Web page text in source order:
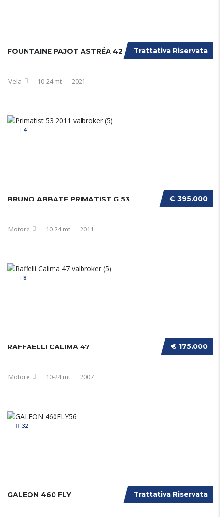
Trattativa Riservata
FOUNTAINE PAJOT ASTRÉA 42
Vela 10-24 mt 2021
4
€ 395.000
BRUNO ABBATE PRIMATIST G 53
Motore 10-24 mt 2011
8
€ 175.000
RAFFAELLI CALIMA 47
Motore 10-24 mt 2007
32
Trattativa Riservata
GALEON 460 FLY